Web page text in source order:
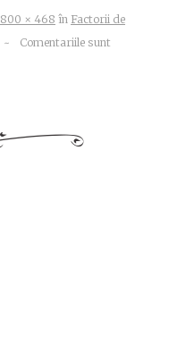
800 × 468 în Factorii de
~
Comentariile sunt